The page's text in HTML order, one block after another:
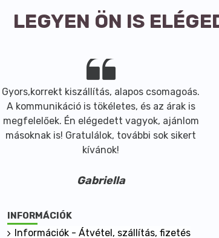
LEGYEN ÖN IS
Gyors,korrekt kiszállítás, alapos csomagoás.
A kommunikáció is tökéletes, és az árak is
megfelelőek. Én elégedett vagyok, ajánlom
másoknak is! Gratulálok, további sok sikert
kívánok!
Gabriella
INFORMÁCIÓK
Információk - Átvétel, szállítás, fizetés